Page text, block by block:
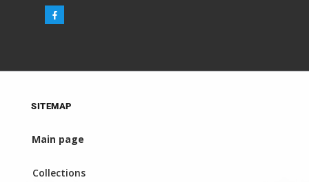
SITEMAP
Main page
Collections